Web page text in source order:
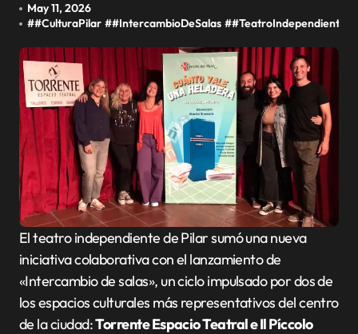
May 11, 2026
##CulturaPilar ##IntercambioDeSalas ##TeatroIndependiente
El teatro independiente de Pilar sumó una nueva
iniciativa colaborativa con el lanzamiento de
«Intercambio de salas», un ciclo impulsado por dos de
los espacios culturales más representativos del centro
de la ciudad:Torrente Espacio Teatral e Il Píccolo